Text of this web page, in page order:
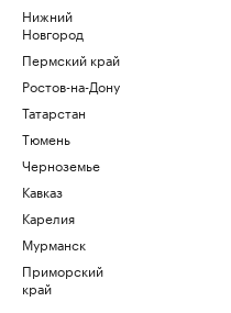
Нижний
Новгород
Пермский край
Ростов-на-Дону
Татарстан
Тюмень
Черноземье
Кавказ
Карелия
Мурманск
Приморский
край